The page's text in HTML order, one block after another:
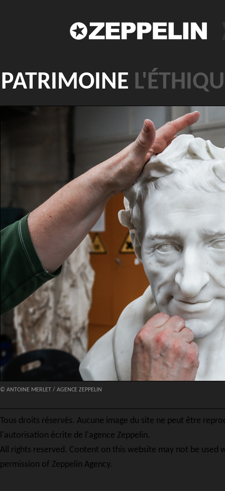
PATRIMOINE
© ANTOINE MERLET / AGENCE ZEPPELIN
Tous droits réservés. Aucune image du site ne peut être
l'autorisation écrite de l'agence Zeppelin.
All rights reserved. Content on this website may not be used
permission of Zeppelin Agency.